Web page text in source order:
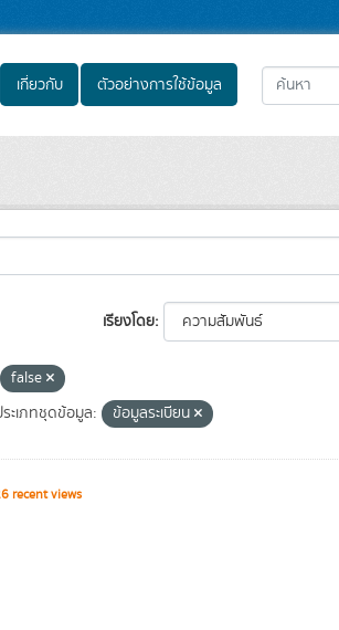
เกี่ยวกับ ตัวอย่างการใช้ข้อมูล
เรียงโดย
false
ระเภทชุดข้อมูล: ข้อมูลระเบียน
recent views